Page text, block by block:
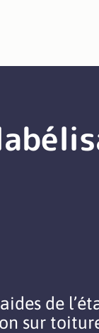
de
sur